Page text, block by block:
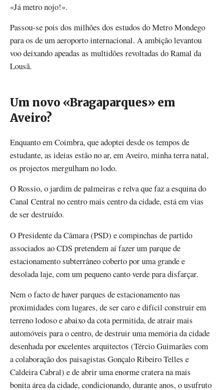
«Já metro nojo!».
Passou-se pois dos milhões dos estudos do Metro Mondego
para os de um aeroporto internacional. A ambição levantou
voo deixando apeadas as multidões revoltadas do Ramal da
Lousã.
Um novo «Bragaparques» em
Aveiro?
Enquanto em Coimbra, que adoptei desde os tempos de
estudante, as ideias estão no ar, em Aveiro, minha terra natal,
os projectos mergulham no lodo.
O Rossio, o jardim de palmeiras e relva que faz a esquina do
Canal Central no centro mais centro da cidade, está em vias
de ser destruído.
O Presidente da Câmara (PSD) e compinchas de partido
associados ao CDS pretendem aí fazer um parque de
estacionamento subterrâneo coberto por uma grande e
desolada laje, com um pequeno canto verde para disfarçar.
Nem o facto de haver parques de estacionamento nas
proximidades com lugares, de ser caro e difícil construir em
terreno lodoso e abaixo da cota permitida, de atrair mais
automóveis para o centro, de destruir uma memória da cidade
desenhada por excelentes arquitectos (Tércio Guimarães com
a colaboração dos paisagistas Gonçalo Ribeiro Telles e
Caldeira Cabral) e de abrir uma enorme cratera na mais
bonita área da cidade, condicionando, durante anos, o usufruto